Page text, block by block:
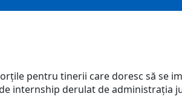
pentru tinerii care doresc să se
internship derulat de administrația